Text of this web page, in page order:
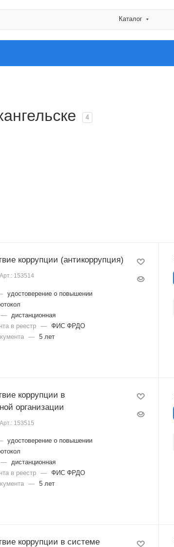
Каталог
4
коррупции (антикоррупция)
Арт.: 153514
удостоверение о повышении
—
дистанционная
в реестр
— ФИС ФРДО
— 5 лет
коррупции в
организации
Арт.: 153515
удостоверение о повышении
— дистанционная
в реестр
— ФИС ФРДО
— 5 лет
коррупции в системе